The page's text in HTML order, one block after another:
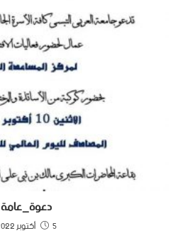
دعوة_عامة
5 أكتوبر 2022